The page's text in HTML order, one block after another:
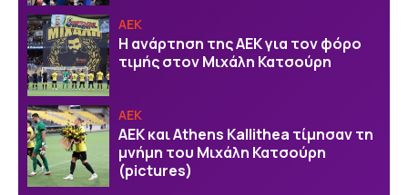
ΑΕΚ
Η ανάρτηση της ΑΕΚ για τον φόρο
τιμής στον Μιχάλη Κατσούρη
ΑΕΚ
ΑΕΚ και Athens Kallithea τίμησαν τη
μνήμη του Μιχάλη Κατσούρη
(pictures)